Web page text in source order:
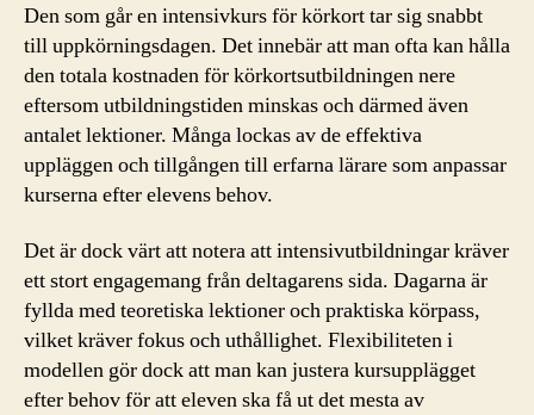
Den som går en intensivkurs för körkort tar sig snabbt
till uppkörningsdagen. Det innebär att man ofta kan hålla
den totala kostnaden för körkortsutbildningen nere
eftersom utbildningstiden minskas och därmed även
antalet lektioner. Många lockas av de effektiva
uppläggen och tillgången till erfarna lärare som anpassar
kurserna efter elevens behov.
Det är dock värt att notera att intensivutbildningar kräver
ett stort engagemang från deltagarens sida. Dagarna är
fyllda med teoretiska lektioner och praktiska körpass,
vilket kräver fokus och uthållighet. Flexibiliteten i
modellen gör dock att man kan justera kursupplägget
efter behov för att eleven ska få ut det mesta av